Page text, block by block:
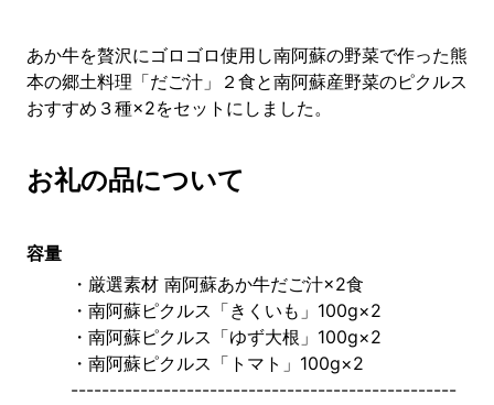
あか牛を贅沢にゴロゴロ使用し南阿蘇の野菜で作った熊
本の郷土料理「だご汁」２食と南阿蘇産野菜のピクルス
おすすめ３種×2をセットにしました。
お礼の品について
容量
・厳選素材 南阿蘇あか牛だご汁×2食
・南阿蘇ピクルス「きくいも」100g×2
・南阿蘇ピクルス「ゆず大根」100g×2
・南阿蘇ピクルス「トマト」100g×2
--------------------------------------------------